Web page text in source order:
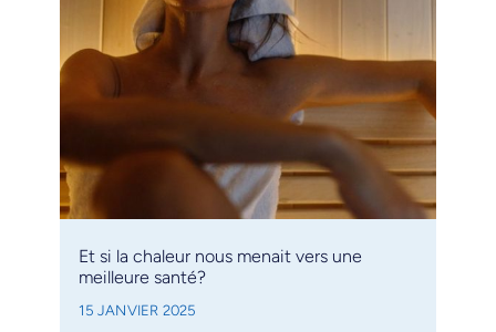
Et si la chaleur nous menait vers une
meilleure santé?
15 JANVIER 2025